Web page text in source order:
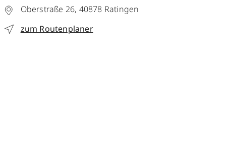
Oberstraße 26, 40878 Ratingen
zum Routenplaner